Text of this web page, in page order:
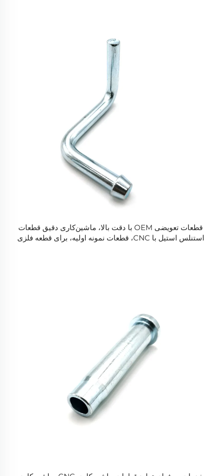
قطعات تعویضی OEM با دقت بالا، ماشین‌کاری دقیق قطعات
استنلس استیل با CNC، قطعات نمونه اولیه، برای قطعه فلزی